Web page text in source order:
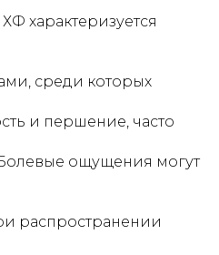
характеризуется
среди которых
и першение, часто
ощущения могут
распространении